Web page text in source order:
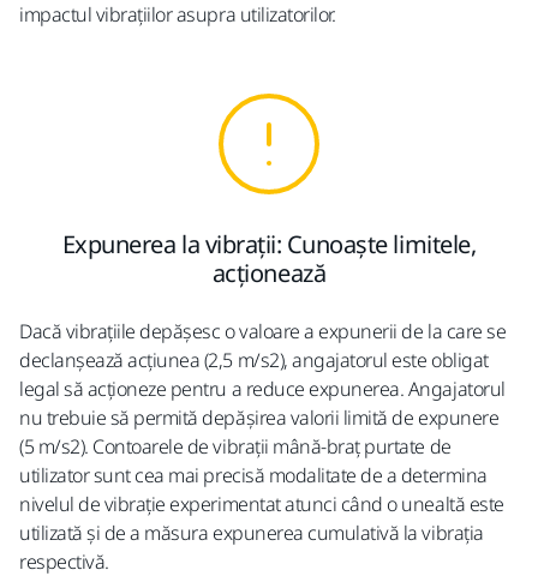
impactul vibrațiilor asupra utilizatorilor.
Expunerea la vibrații: Cunoaște limitele,
acționează
Dacă vibrațiile depășesc o valoare a expunerii de la care se
declanșează acțiunea (2,5 m/s2), angajatorul este obligat
legal să acționeze pentru a reduce expunerea. Angajatorul
nu trebuie să permită depășirea valorii limită de expunere
(5 m/s2). Contoarele de vibrații mână-braț purtate de
utilizator sunt cea mai precisă modalitate de a determina
nivelul de vibrație experimentat atunci când o unealtă este
utilizată și de a măsura expunerea cumulativă la vibrația
respectivă.